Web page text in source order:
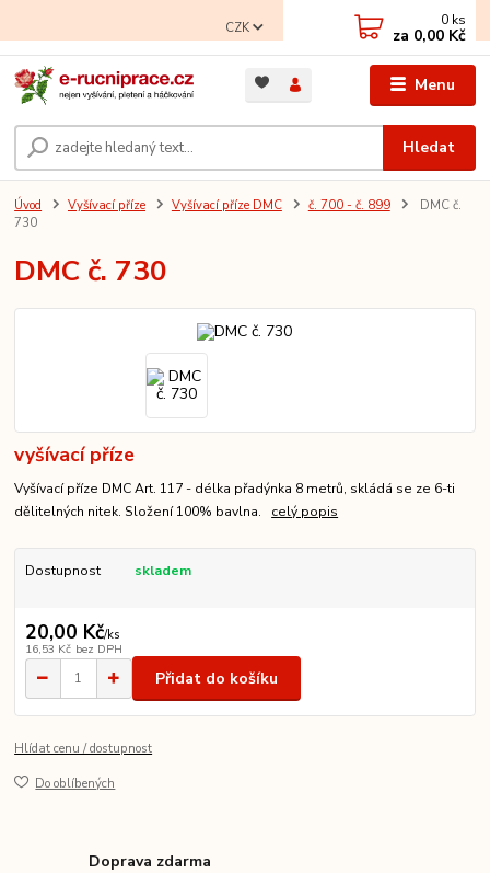
Menu
CZK
Hledat
0 ks
za 0,00 Kč
Úvod Vyšívací příze Vyšívací příze DMC č. 700 - č. 899
DMC č.
730
DMC č. 730
vyšívací příze
Vyšívací příze DMC Art. 117 - délka přadýnka 8 metrů, skládá se ze 6-ti
dělitelných nitek. Složení 100% bavlna. celý popis
Dostupnost skladem
20,00 Kč/ks
16,53 Kč bez DPH
Přidat do košíku
Hlídat cenu / dostupnost
Do oblíbených
Doprava zdarma